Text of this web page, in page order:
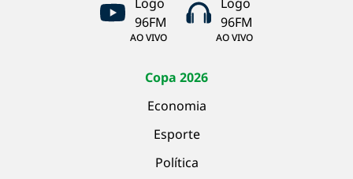
AO VIVO AO VIVO
Copa 2026
Economia
Esporte
Política